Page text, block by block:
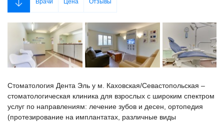
Врачи Цена Отзывы
Стоматология Дента Эль у м. Каховская/Севастопольская –
стоматологическая клиника для взрослых с широким спектром
услуг по направлениям: лечение зубов и десен, ортопедия
(протезирование на имплантатах, различные виды